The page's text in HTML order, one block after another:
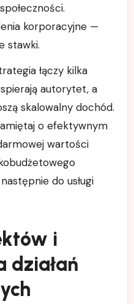
korporacyjne —
stawki.
łączy kilka
autorytet, a
skalowalny dochód.
o efektywnym
wartości
do usługi
i
działań